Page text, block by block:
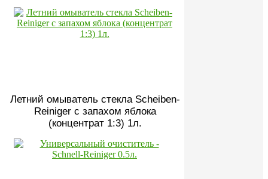
Летний омыватель стекла Scheiben-
Reiniger с запахом яблока
(концентрат 1:3) 1л.